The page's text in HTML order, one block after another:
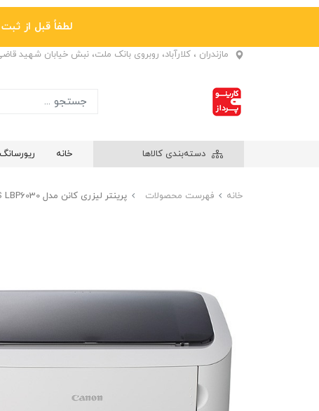
لطفاً قبل از ثبت
مازندران ، کلارآباد، روبروی بانک ملت، نبش خیابان شهید
دسته‌بندی کالاها خانه ریورسانگ
خانه فهرست محصولات پرینتر لیزری کانن مدل imageCLASS LBP6030